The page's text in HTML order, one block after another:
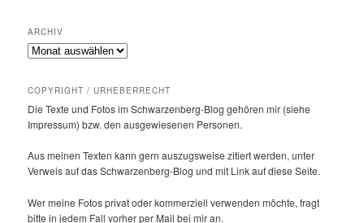
ARCHIV
Archiv
COPYRIGHT / URHEBERRECHT
Die Texte und Fotos im Schwarzenberg-Blog gehören mir (siehe
Impressum) bzw. den ausge­wie­senen Personen.
Aus meinen Texten kann gern auszugs­weise zitiert werden, unter
Verweis auf das Schwarzenberg-Blog und mit Link auf diese Seite.
Wer meine Fotos privat oder kommer­ziell verwenden möchte, fragt
bitte in jedem Fall vorher per Mail bei mir an.